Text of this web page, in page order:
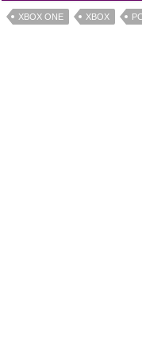
PC
XBOX
XBOX ONE